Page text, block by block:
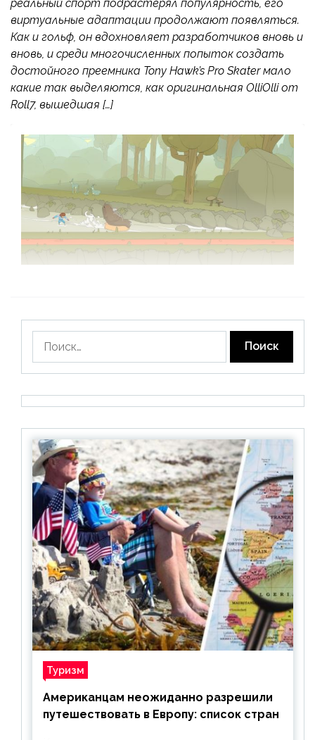
реальный спорт подрастерял популярность, его
виртуальные адаптации продолжают появляться.
Как и гольф, он вдохновляет разработчиков вновь и
вновь, и среди многочисленных попыток создать
достойного преемника Tony Hawk’s Pro Skater мало
какие так выделяются, как оригинальная OlliOlli от
Roll7, вышедшая […]
Туризм
Американцам неожиданно разрешили
путешествовать в Европу: список стран